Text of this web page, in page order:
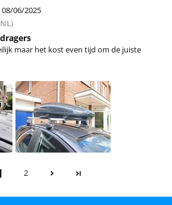
08/06/2025
maar het kost even tijd om de juiste
2